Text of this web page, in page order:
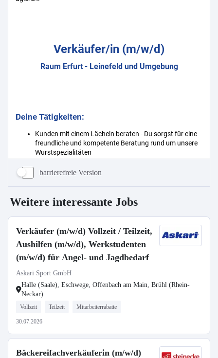
barrierefreie Version
Weitere interessante Jobs
Verkäufer (m/w/d) Vollzeit / Teilzeit,
Aushilfen (m/w/d), Werkstudenten
(m/w/d) für Angel- und Jagdbedarf
Askari Sport GmbH
Halle (Saale), Eschwege, Offenbach am Main, Brühl (Rhein-
Neckar)
Vollzeit Teilzeit Mitarbeiterrabatte
30.07.2026
Bäckereifachverkäuferin (m/w/d)